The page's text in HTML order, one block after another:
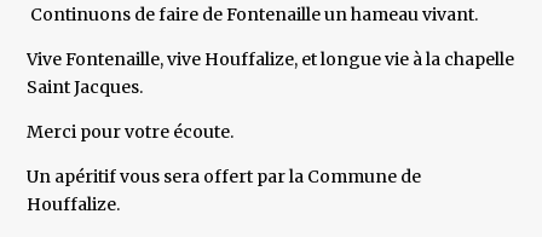
Continuons de faire de Fontenaille un hameau vivant.
Vive Fontenaille, vive Houffalize, et longue vie à la chapelle
Saint Jacques.
Merci pour votre écoute.
Un apéritif vous sera offert par la Commune de
Houffalize.